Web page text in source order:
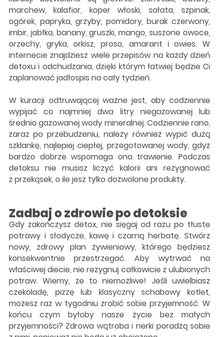
marchew, kalafior, koper włoski, sałata, szpinak,
ogórek, papryka, grzyby, pomidory, burak czerwony,
imbir, jabłka, banany, gruszki, mango, suszone owoce,
orzechy, gryka, orkisz, proso, amarant i owies. W
internecie znajdziesz wiele przepisów na każdy dzień
detoxu i odchudzania, dzięki którym łatwiej będzie Ci
zaplanować jadłospis na cały tydzień.
W kuracji odtruwającej ważne jest, aby codziennie
wypijać co najmniej dwa litry niegazowanej lub
średnio gazowanej wody mineralnej. Codziennie rano,
zaraz po przebudzeniu, należy również wypić dużą
szklankę, najlepiej ciepłej, przegotowanej wody, gdyż
bardzo dobrze wspomaga ona trawienie. Podczas
detoksu nie musisz liczyć kalorii ani rezygnować
z przekąsek, o ile jesz tylko dozwolone produkty.
Zadbaj o zdrowie po detoksie
Gdy zakończysz detox, nie sięgaj od razu po tłuste
potrawy i słodycze, kawę i czarną herbatę. Stwórz
nowy, zdrowy plan żywieniowy, którego będziesz
konsekwentnie przestrzegać. Aby wytrwać na
właściwej diecie, nie rezygnuj całkowicie z ulubionych
potraw. Wiemy, że to niemożliwe! Jeśli uwielbiasz
czekoladę, pizzę lub klasyczny schabowy kotlet,
możesz raz w tygodniu zrobić sobie przyjemność. W
końcu czym byłoby nasze życie bez małych
przyjemności? Zdrowa wątroba i nerki poradzą sobie